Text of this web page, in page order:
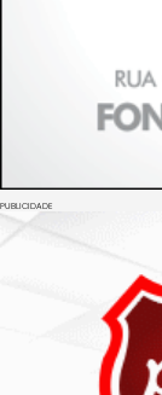
PUBLICIDADE